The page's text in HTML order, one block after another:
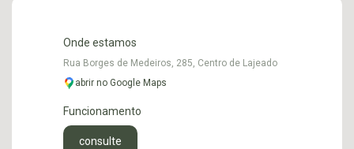
Onde estamos
Rua Borges de Medeiros, 285, Centro de Lajeado
abrir no Google Maps
Funcionamento
consulte